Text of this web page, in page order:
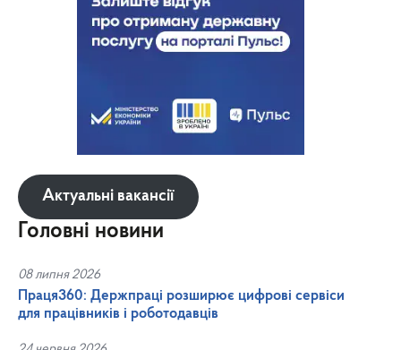
Актуальні вакансії
Головні новини
08 липня 2026
Праця360: Держпраці розширює цифрові сервіси
для працівників і роботодавців